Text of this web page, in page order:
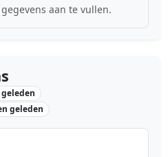
aan te vullen.
geleden